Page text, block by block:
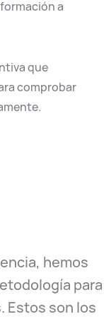
a
que
comprobar
hemos
para
Estos son los